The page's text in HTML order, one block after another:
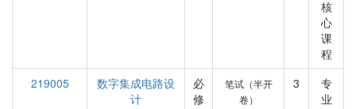
核
心
课
程
219005
数字集成电路设
计
必
修
笔试（半开
卷）
3
专
业